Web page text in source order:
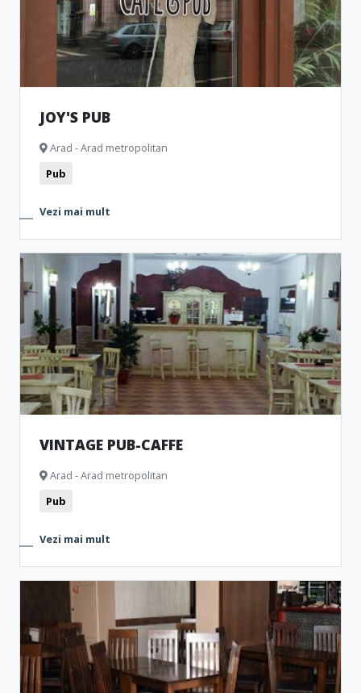
JOY'S PUB
Arad - Arad metropolitan
Pub
Vezi mai mult
VINTAGE PUB-CAFFE
Arad - Arad metropolitan
Pub
Vezi mai mult